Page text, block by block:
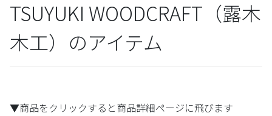
TSUYUKI WOODCRAFT（露木
木工）のアイテム
▼商品をクリックすると商品詳細ページに飛びます